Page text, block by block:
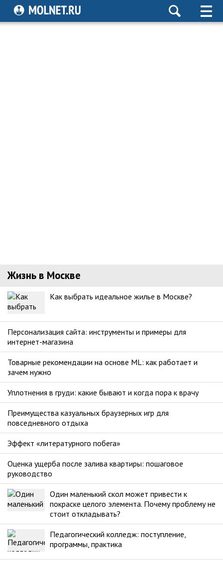
Жизнь в Москве
Как выбрать идеальное жилье в Москве?
Персонализация сайта: инструменты и примеры для
интернет-магазина
Товарные рекомендации на основе ML: как работает и
зачем нужно
Уплотнения в груди: какие бывают и когда пора к врачу
Преимущества казуальных браузерных игр для
повседневного отдыха
Эффект «литературного побега»
Оценка ущерба после залива квартиры: пошаговое
руководство
Один маленький скол может привести к
покраске целого элемента. Почему проблему не
стоит откладывать?
Педагогический колледж: поступление,
программы, практика